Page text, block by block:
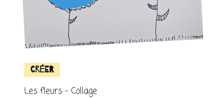
Créer
Les fleurs – Collage